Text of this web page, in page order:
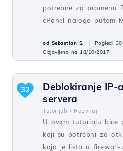
potrebne za promenu
cPanel naloga putem
od Sebastian S. Pogledi
Objavljeno na 18/10/2017
Deblokiranje IP-
servera
Tutorijali / Razvijaj
U ovom tutorialu biće
koji su potrebni za
koja je lista u firewall-
32